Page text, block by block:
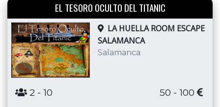
EL TESORO OCULTO DEL TITANIC
LA HUELLA ROOM ESCAPE
SALAMANCA
Salamanca
2 - 10 50 - 100